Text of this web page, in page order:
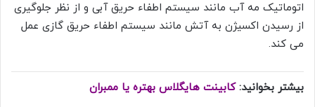
اتوماتیک مه آب مانند سیستم اطفاء حریق آبی و از نظر جلوگیری
از رسیدن اکسیژن به آتش مانند سیستم اطفاء حریق گازی عمل
می کند.
بیشتر بخوانید:کابینت هایگلاس بهتره یا ممبران